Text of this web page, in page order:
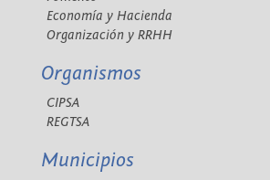
Economía y Hacienda
Organización y RRHH
Organismos
CIPSA
REGTSA
Municipios